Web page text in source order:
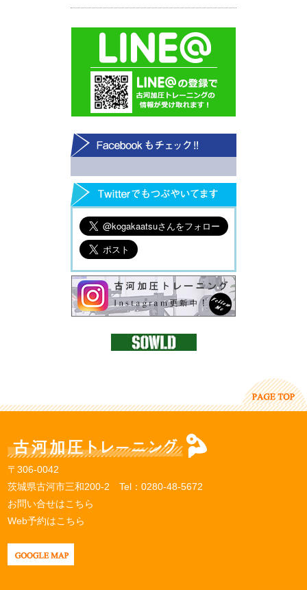
〒306-0042
茨城県古河市三和200-2 Tel：0280-48-5672
お問い合せはこちら
Web予約はこちら